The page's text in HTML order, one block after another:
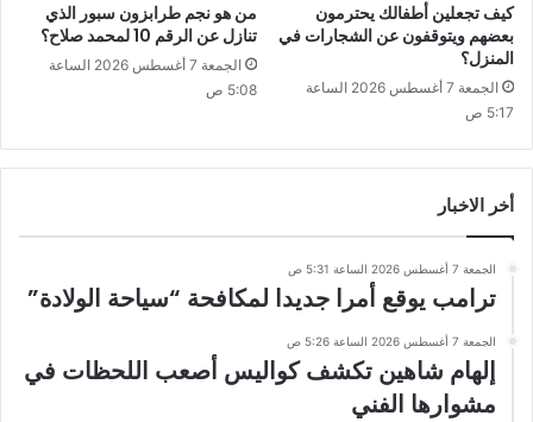
كيف تجعلين أطفالك يحترمون
بعضهم ويتوقفون عن الشجارات في
المنزل؟
الجمعة 7 أغسطس 2026 الساعة
5:17 ص
من هو نجم طرابزون سبور الذي
تنازل عن الرقم 10 لمحمد صلاح؟
الجمعة 7 أغسطس 2026 الساعة
5:08 ص
أخر الاخبار
الجمعة 7 أغسطس 2026 الساعة 5:31 ص
ترامب يوقع أمرا جديدا لمكافحة “سياحة الولادة”
الجمعة 7 أغسطس 2026 الساعة 5:26 ص
إلهام شاهين تكشف كواليس أصعب اللحظات في
مشوارها الفني